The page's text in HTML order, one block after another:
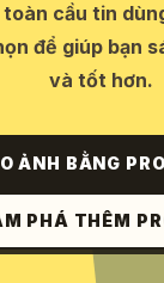
cầu tin
để giúp bạn
và tốt hơn.
ẢNH BẰNG
PHÁ THÊM